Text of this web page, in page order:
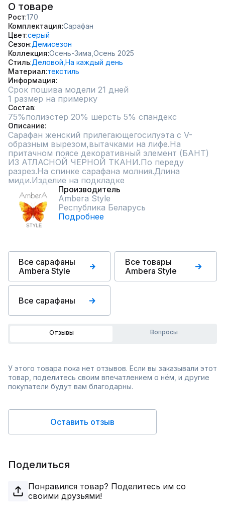
О товаре
Рост 170
Комплектация Сарафан
Цвет серый
Сезон Демисезон
Коллекция Осень-Зима, Осень 2025
Стиль Деловой, На каждый день
Материал текстиль
Информация
Срок пошива модели 21 дней
1 размер на примерку
Состав
75%полиэстер 20% шерсть 5% спандекс
Описание
Сарафан женский прилегающегосилуэта с V-
образным вырезом,вытачками на лифе.На
притачном поясе декоративный элемент (БАНТ)
ИЗ АТЛАСНОЙ ЧЕРНОЙ ТКАНИ.По переду
разрез.На спинке сарафана молния.Длина
миди.Изделие на подкладке
Производитель
Ambera Style
Республика Беларусь
Подробнее
Все сарафаны
Ambera Style
Все товары
Ambera Style
Все сарафаны
Отзывы Вопросы
У этого товара пока нет отзывов. Если вы заказывали этот
товар, поделитесь своим впечатлением о нём, и другие
покупатели будут вам благодарны.
Оставить отзыв
Поделиться
Понравился товар? Поделитесь им со
своими друзьями!